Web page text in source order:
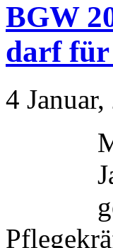
BGW
darf für
4